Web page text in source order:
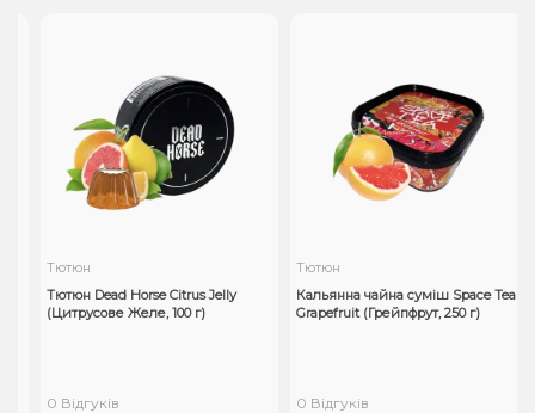
Тютюн
Тютюн Dead Horse Citrus Jelly
(Цитрусове Желе, 100 г)
0 Відгуків
Тютюн
Кальянна чайна суміш Space Tea
Grapefruit (Грейпфрут, 250 г)
0 Відгуків